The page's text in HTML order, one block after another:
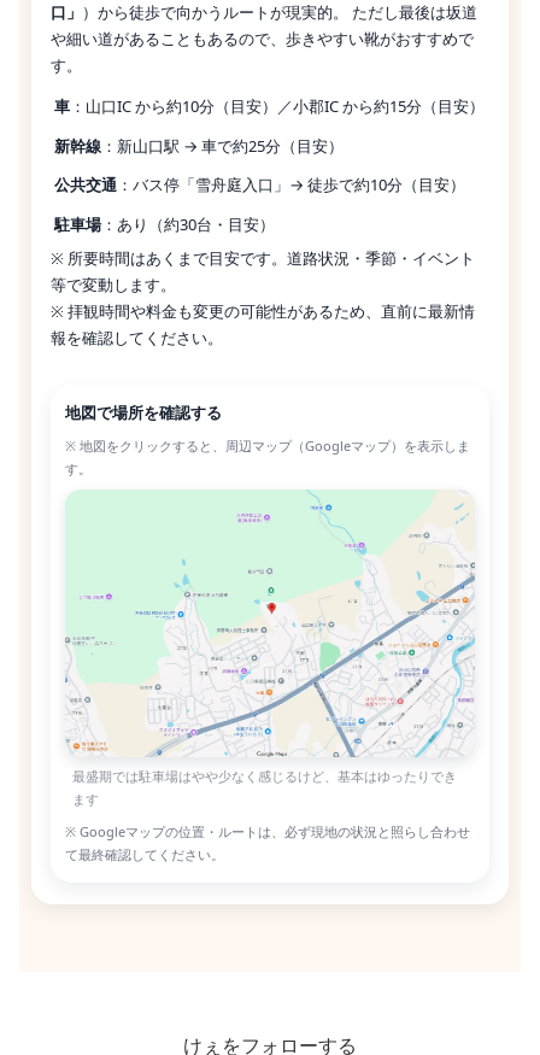
口」 ）から徒歩で向かうルートが現実的。 ただし最後は坂道
や細い道があることもあるので、歩きやすい靴がおすすめで
す。
車：山口IC から約10分（目安）／小郡IC から約15分（目安）
新幹線：新山口駅 → 車で約25分（目安）
公共交通：バス停「雪舟庭入口」→ 徒歩で約10分（目安）
駐車場：あり（約30台・目安）
※ 所要時間はあくまで目安です。道路状況・季節・イベント
等で変動します。
※ 拝観時間や料金も変更の可能性があるため、直前に最新情
報を確認してください。
地図で場所を確認する
※ 地図をクリックすると、周辺マップ（Googleマップ）を表示しま
す。
最盛期では駐車場はやや少なく感じるけど、基本はゆったりでき
ます
※ Googleマップの位置・ルートは、必ず現地の状況と照らし合わせ
て最終確認してください。
けぇをフォローする